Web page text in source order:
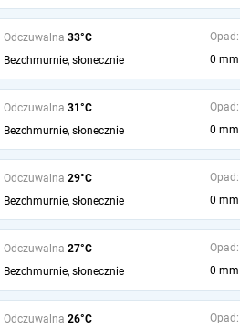
Odczuwalna 33°C
Bezchmurnie, słonecznie
Opad:
0 mm
Odczuwalna 31°C
Bezchmurnie, słonecznie
Opad:
0 mm
Odczuwalna 29°C
Bezchmurnie, słonecznie
Opad:
0 mm
Odczuwalna 27°C
Bezchmurnie, słonecznie
Opad:
0 mm
Odczuwalna 26°C
Opad: